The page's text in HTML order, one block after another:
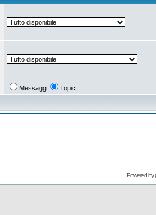
Messaggi Topic
Powered by